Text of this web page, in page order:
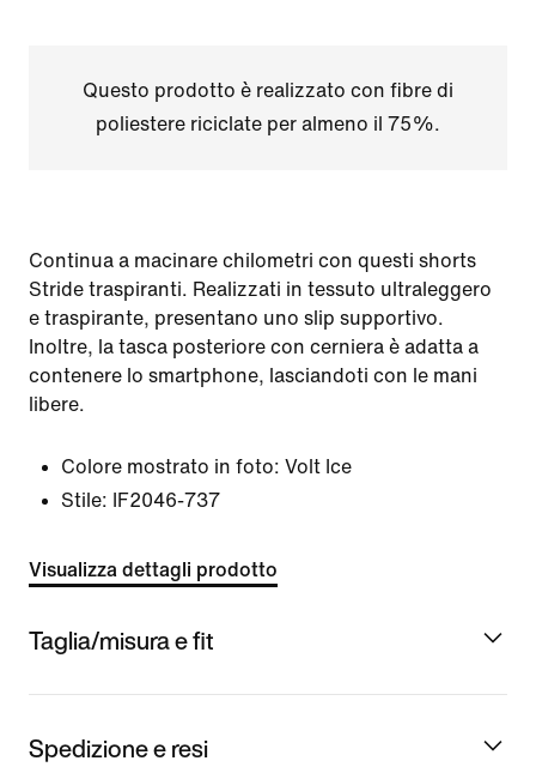
Questo prodotto è realizzato con fibre di
poliestere riciclate per almeno il 75%.
Continua a macinare chilometri con questi shorts
Stride traspiranti. Realizzati in tessuto ultraleggero
e traspirante, presentano uno slip supportivo.
Inoltre, la tasca posteriore con cerniera è adatta a
contenere lo smartphone, lasciandoti con le mani
libere.
Colore mostrato in foto: Volt Ice
Stile:
IF2046-737
Visualizza dettagli prodotto
Taglia/misura e fit
Spedizione e resi